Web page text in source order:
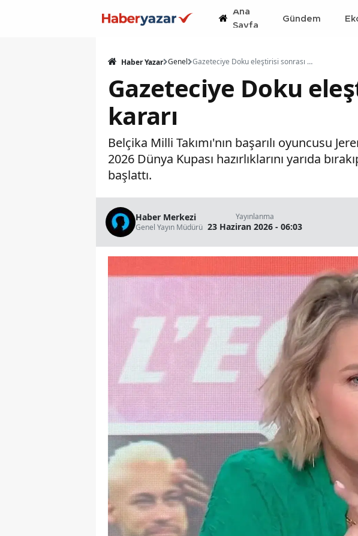
Ana
Sayfa
Gündem
Haber Yazar Genel Gazeteciye Doku eleştirisi sonrası kurumundan ret kararı
Gazeteciye Doku
kararı
Belçika Milli Takımı'nın başarılı oyuncusu
2026 Dünya Kupası hazırlıklarını yarıda
başlattı.
Haber Merkezi
Genel Yayın Müdürü
Yayınlanma
23 Haziran 2026 - 06:03